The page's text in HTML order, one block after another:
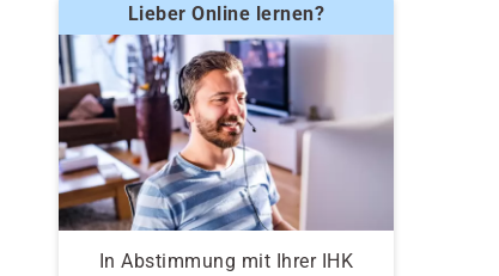
Lieber Online lernen?
In Abstimmung mit Ihrer IHK